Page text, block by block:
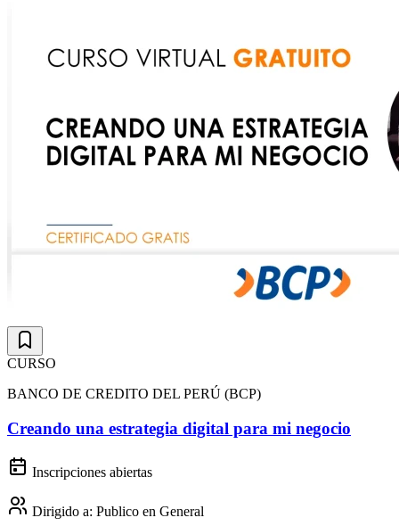
CURSO
BANCO DE CREDITO DEL PERÚ (BCP)
Creando una estrategia digital para mi negocio
Inscripciones abiertas
Dirigido a: Publico en General